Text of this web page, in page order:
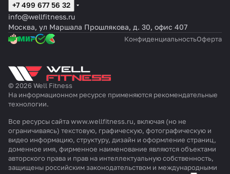
+7 499 677 56 32
info@wellfitness.ru
Москва, ул Маршала Прошлякова, д. 30, офис 407
КонфиденциальностьОферта
© 2026 Well Fitness
На информационном ресурсе применяются рекомендательные
технологии.
Все ресурсы сайта www.wellfitness.ru, включая (но не
ограничиваясь) текстовую, графическую, фотографическую и
видео информацию, структуру, дизайн и оформление страниц,
доменное имя, фирменное наименование являются объектами
авторского права и прав на интеллектуальную собственность,
защищены российским законодательством и международными